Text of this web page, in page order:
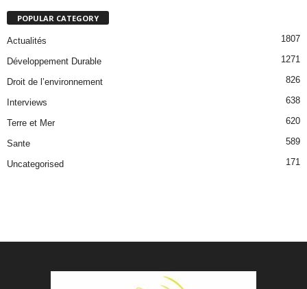
POPULAR CATEGORY
Actualités 1807
Développement Durable 1271
Droit de l’environnement 826
Interviews 638
Terre et Mer 620
Sante 589
Uncategorised 171